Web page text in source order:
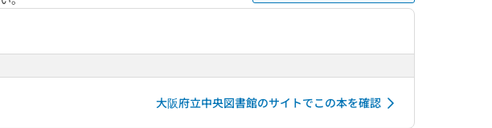
大阪府立中央図書館のサイトでこの本を確認